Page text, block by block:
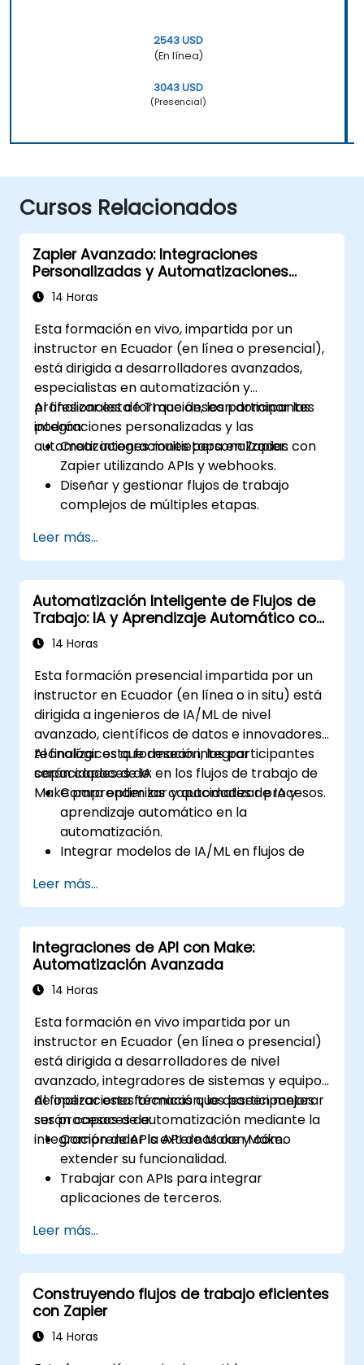
2543 USD
(En línea)
3043 USD
(Presencial)
Cursos Relacionados
Zapier Avanzado: Integraciones
Personalizadas y Automatizaciones
Multietapa
14 Horas
Esta formación en vivo, impartida por un
instructor en Ecuador (en línea o presencial),
está dirigida a desarrolladores avanzados,
especialistas en automatización y
profesionales de TI que desean dominar las
integraciones personalizadas y las
automatizaciones multietapa en Zapier.
Al finalizar esta formación, los participantes
podrán:
Crear integraciones personalizadas con
Zapier utilizando APIs y webhooks.
Diseñar y gestionar flujos de trabajo
complejos de múltiples etapas.
automatización avanzados.
Integrar Zapier con aplicaciones
propietarias o menos comunes.
Leer más...
Automatización Inteligente de Flujos de
Trabajo: IA y Aprendizaje Automático con
Make14 Horas
Esta formación presencial impartida por un
instructor en Ecuador (en línea o in situ) está
dirigida a ingenieros de IA/ML de nivel
avanzado, científicos de datos e innovadores
tecnológicos que desean integrar
capacidades de IA en los flujos de trabajo de
Make para optimizar y automatizar procesos.
Al finalizar esta formación, los participantes
serán capaces de:
Comprender las capacidades de IA y
aprendizaje automático en la
automatización.
Integrar modelos de IA/ML en flujos de
Implementar análisis de sentimiento,
modelado predictivo y toma de
decisiones basada en datos.
Optimizar y escalar flujos de trabajo de
automatización impulsados por IA.
Leer más...
Integraciones de API con Make:
Automatización Avanzada
14 Horas
Esta formación en vivo impartida por un
instructor en Ecuador (en línea o presencial)
está dirigida a desarrolladores de nivel
avanzado, integradores de sistemas y equipos
de operaciones técnicas que deseen mejorar
sus procesos de automatización mediante la
integración de APIs externas con Make.
Al finalizar esta formación, los participantes
serán capaces de:
Comprender la API de Make y cómo
extender su funcionalidad.
Trabajar con APIs para integrar
aplicaciones de terceros.
aplicaciones no compatibles.
Utilizar técnicas avanzadas de
automatización con Make y APIs.
Leer más...
Construyendo flujos de trabajo eficientes
con Zapier
14 Horas